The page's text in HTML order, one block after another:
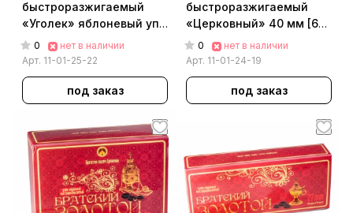
быстроразжигаемый
«Уголек» яблоневый уп.
[d=27мм] [120 табл в уп.]
0
нет в наличии
Арт. 11-01-25-22
под заказ
быстроразжигаемый
«Церковный» 40 мм [6
шт в брикете][10 брик. в
упак.]
0
нет в наличии
Арт. 11-01-24-19
под заказ